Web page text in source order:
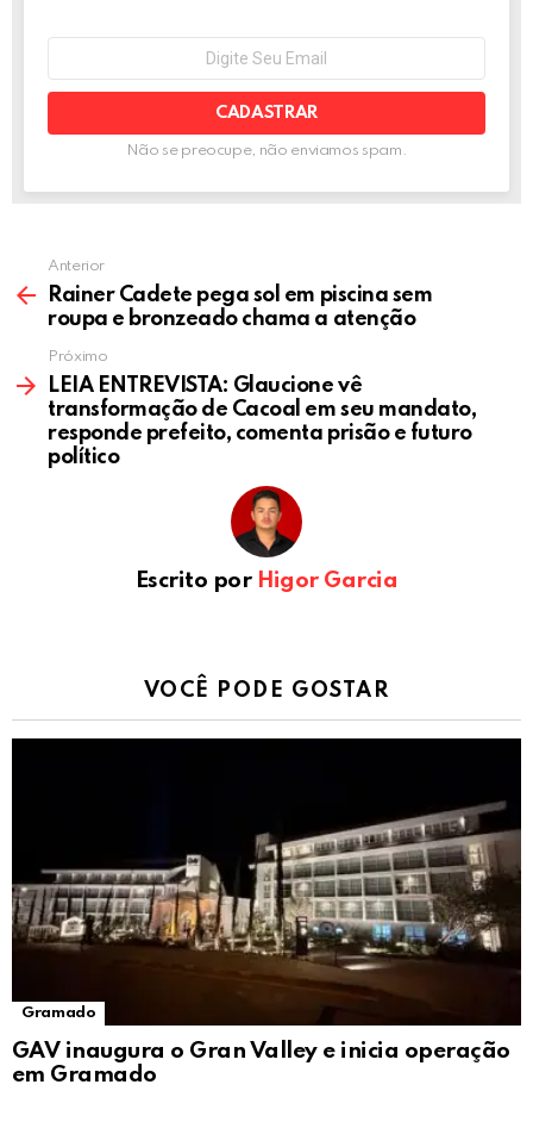
o
k
er
p
p
NEWSLETTER
mail:
Não se preocupe, não enviamos spam.
Anterior
Rainer Cadete pega sol em piscina sem
roupa e bronzeado chama a atenção
Próximo
LEIA ENTREVISTA: Glaucione vê
transformação de Cacoal em seu mandato,
responde prefeito, comenta prisão e futuro
político
Escrito por Higor Garcia
VOCÊ PODE GOSTAR
Gramado
GAV inaugura o Gran Valley e inicia operação
em Gramado